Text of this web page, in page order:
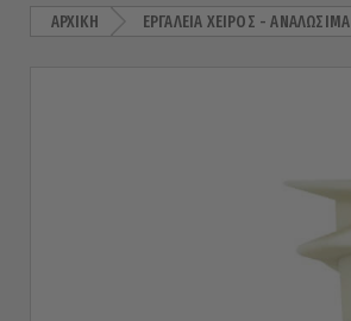
ΑΡΧΙΚΉ ΕΡΓΑΛΕΊΑ ΧΕΙΡΌΣ - ΑΝΑΛΏΣΙΜΑ